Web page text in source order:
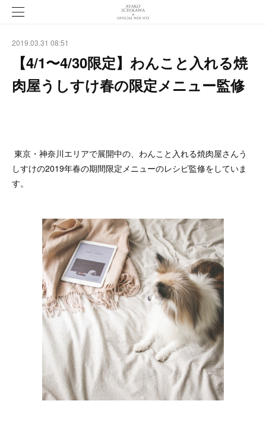
2019.03.31 08:51
【4/1〜4/30限定】わんこと入れる焼
肉屋うしすけ春の限定メニュー監修
東京・神奈川エリアで展開中の、わんこと入れる焼肉屋さんう
しすけの2019年春の期間限定メニューのレシピ監修をしていま
す。